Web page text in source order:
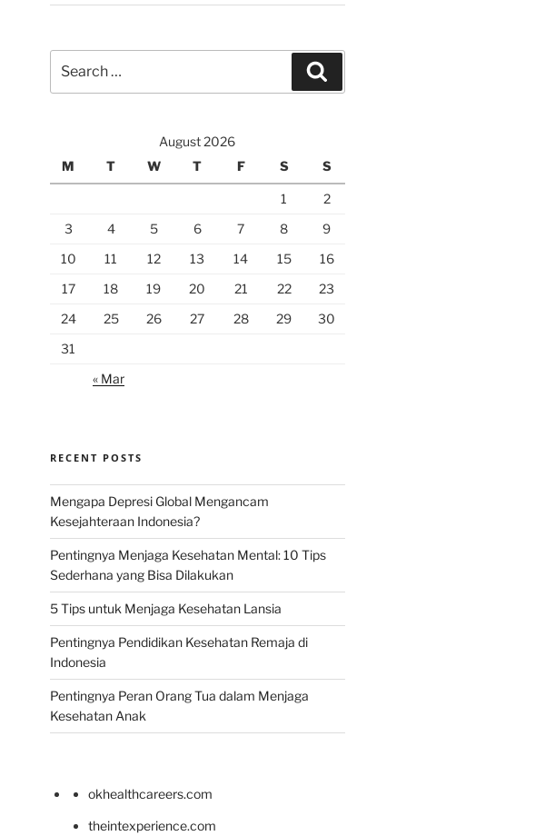
for:
August 2026
M
T W T F S S
1
2
3
4 5 6 7 8
9
10
11 12 13 14 15
16
17
18 19 20 21 22
23
24
25 26 27 28 29
30
31
« Mar
RECENT POSTS
Mengapa Depresi Global Mengancam
Kesejahteraan Indonesia?
Pentingnya Menjaga Kesehatan Mental: 10 Tips
Sederhana yang Bisa Dilakukan
5 Tips untuk Menjaga Kesehatan Lansia
Pentingnya Pendidikan Kesehatan Remaja di
Indonesia
Pentingnya Peran Orang Tua dalam Menjaga
Kesehatan Anak
okhealthcareers.com
theintexperience.com